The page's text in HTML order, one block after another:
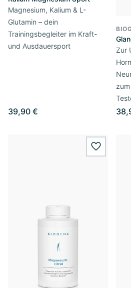
Magnesium, Kalium & L-
Glutamin – dein
Trainingsbegleiter im Kraft-
und Ausdauersport
39,90 €
Zur